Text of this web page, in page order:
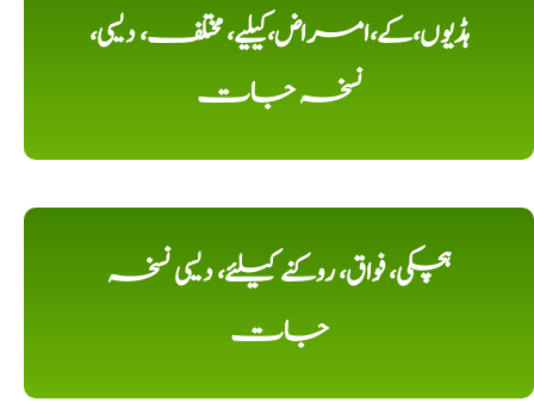
ہڈیوں،کے،امراض،کیلیے، مختلف، دیسی،
نسخہ جات
ہچکی، فواق، روکنے کیلئے، دیسی نسخہ
جات